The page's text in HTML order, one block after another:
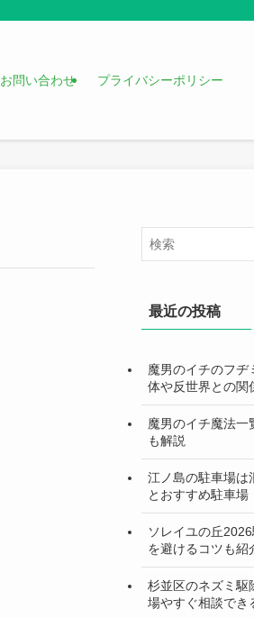
お問い合わせ プライバシーポリシー
最近の投稿
魔男のイチのフヂ
体や反世界との関
魔男のイチ魔法一
も解説
江ノ島の駐車場は
とおすすめ駐車場
ソレイユの丘
を避けるコツも紹
杉並区のネズミ駆
場やすぐ相談でき